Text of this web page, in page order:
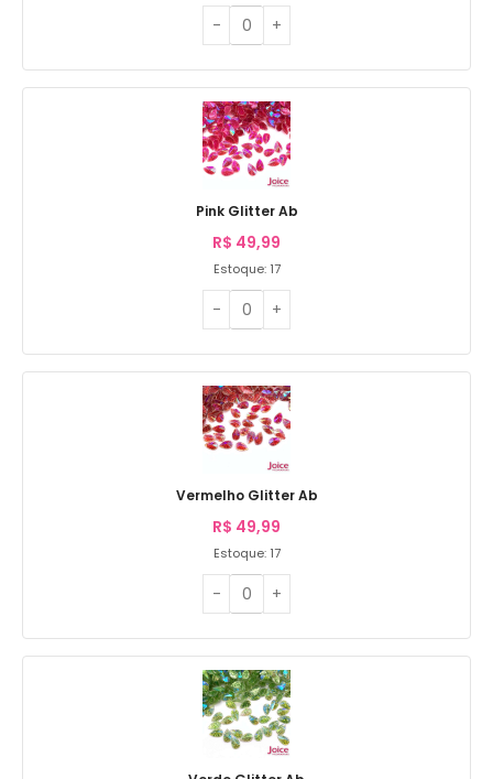
Pink Glitter Ab
R$ 49,99
Estoque: 17
Vermelho Glitter Ab
R$ 49,99
Estoque: 17